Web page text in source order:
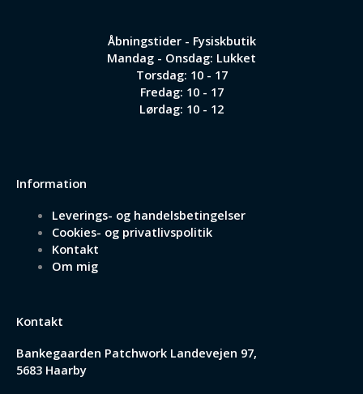
Åbningstider - Fysiskbutik
Mandag - Onsdag: Lukket
Torsdag: 10 - 17
Fredag: 10 - 17
Lørdag: 10 - 12
Information
Leverings- og handelsbetingelser
Cookies- og privatlivspolitik
Kontakt
Om mig
Kontakt
Bankegaarden Patchwork Landevejen 97,
5683 Haarby